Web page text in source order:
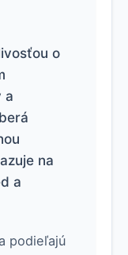
o
a
na
a
podieľajú